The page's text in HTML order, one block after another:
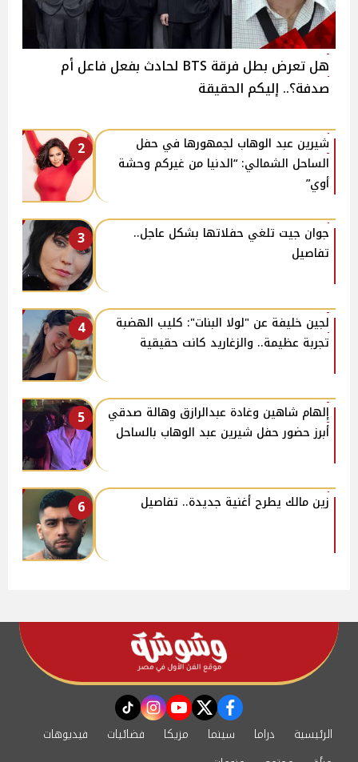
هل تعرض بطل فرقة BTS لحادث بفعل فاعل أم
صدفة؟.. إليكم الحقيقة
2
شيرين عبد الوهاب لجمهورها في حفل
الساحل الشمالي: “الدنيا من غيركم وحشة
أوي”
3
جوان جيت تلغي حفلاتها بشكل عاجل..
تفاصيل
4
لجين خليفة عن "لولا البنات": كليب الهضبة
تجربة عظيمة.. والزغاريد كانت حقيقية
5
إلهام شاهين وغادة عبدالرازق وهالة صدقي
أبرز حضور حفل شيرين عبد الوهاب بالساحل
6 زين مالك يطرح أغنية جديدة.. تفاصيل
facebook
twitter
youtube
instagram
tiktok
الرئيسية دراما سينما مزيكا فضائيات
فيديوهات